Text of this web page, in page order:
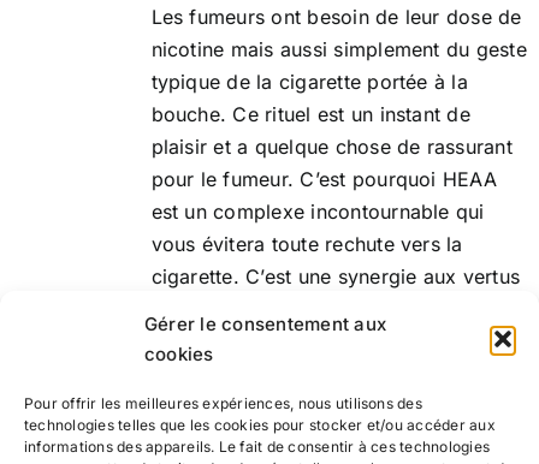
Gérer le consentement aux
cookies
Pour offrir les meilleures expériences, nous utilisons des
technologies telles que les cookies pour stocker et/ou accéder aux
informations des appareils. Le fait de consentir à ces technologies
Les fumeurs ont besoin de leur dose de
nicotine mais aussi simplement du geste
typique de la cigarette portée à la
bouche. Ce rituel est un instant de
plaisir et a quelque chose de rassurant
pour le fumeur. C’est pourquoi HEAA
est un complexe incontournable qui
vous évitera toute rechute vers la
cigarette. C’est une synergie aux vertus
débarrasser de l'addiction à la nicotine.
Ajouter au
panier
Détails